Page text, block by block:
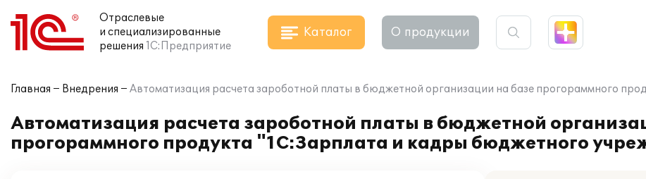
Отраслевые
и специализированные
решения 1С:Предприятие
Каталог О продукции
Главная Внедрения Автоматизация расчета зароботной платы в бюджетной организации на базе прогораммного
Автоматизация расчета зароботной платы в бюджетной
прогораммного продукта "1С:Зарплата и кадры бюджетного